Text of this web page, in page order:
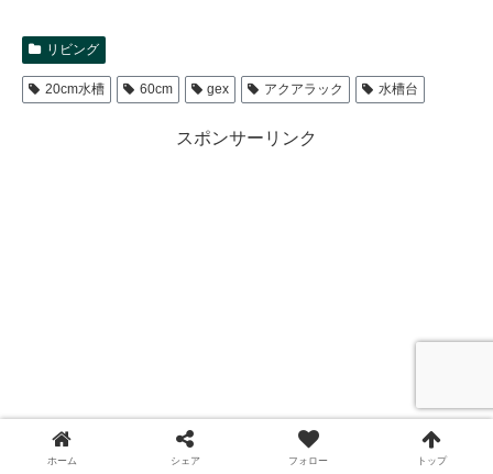
リビング
20cm水槽 60cm gex アクアラック 水槽台
スポンサーリンク
ホーム シェア フォロー トップ